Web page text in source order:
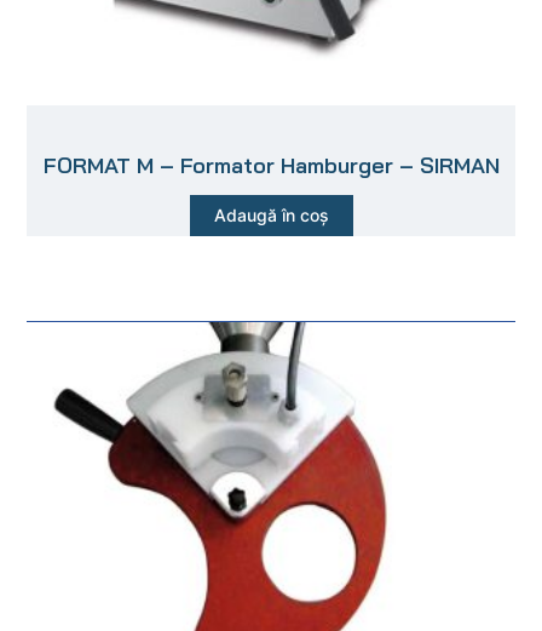
FORMAT M – Formator Hamburger – SIRMAN
Adaugă în coș